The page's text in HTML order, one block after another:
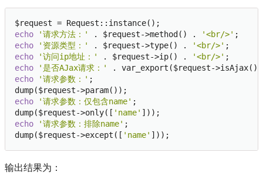
echo
'请求方法：' . $request->method() . '<br/>'
echo
'资源类型：' . $request->type() . '<br/>'
echo
'访问ip地址：' . $request->ip() . '<br/>'
echo
'是否AJax请求：'
. var_export($request-
echo
'请求参数：' ;
echo
'请求参数：仅包含name' ;
dump($request->only([ 'name'
echo
'请求参数：排除name' ;
dump($request->except([ 'name'
输出结果为：